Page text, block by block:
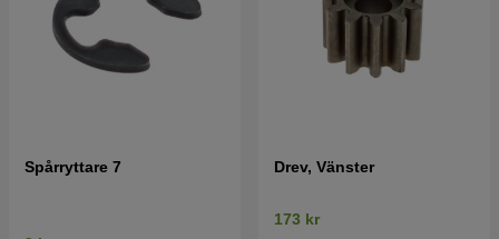
Spårryttare 7 Drev, Vänster
173 kr